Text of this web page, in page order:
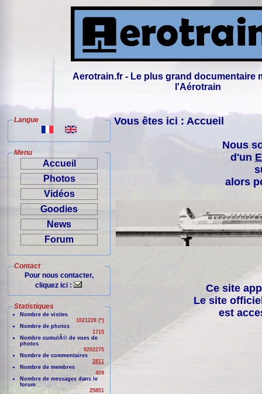
Aerotrain.fr - Le plus grand documentaire
l'Aérotrain
Langue
Menu
Accueil
Photos
Vidéos
Goodies
News
Forum
Contact
Pour nous contacter,
cliquez ici :
Statistiques
Nombre de visites
1021228 (*)
Nombre de photos
1715
Nombre cumulÃ© de vues de
photos
9202275
Nombre de commentaires
2811
Nombre de membres
409
Nombre de messages dans le
forum
25851
Vous êtes ici : Accueil
Nous
d'un
alors
Ce site
Le site
est